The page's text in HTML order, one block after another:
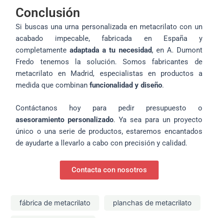
Conclusión
Si buscas una urna personalizada en metacrilato con un
acabado impecable, fabricada en España y
completamenteadaptada a tu necesidad, en A. Dumont
Fredo tenemos la solución. Somos fabricantes de
metacrilato en Madrid, especialistas en productos a
medida que combinanfuncionalidad y diseño.
Contáctanos hoy para pedir presupuesto o
asesoramiento personalizado. Ya sea para un proyecto
único o una serie de productos, estaremos encantados
de ayudarte a llevarlo a cabo con precisión y calidad.
Contacta con nosotros
fábrica de metacrilato planchas de metacrilato